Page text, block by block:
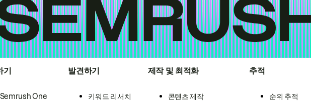
기
Semrush One
발견하기
키워드 리서치
제작 및 최적화
콘텐츠 제작
추적
순위 추적